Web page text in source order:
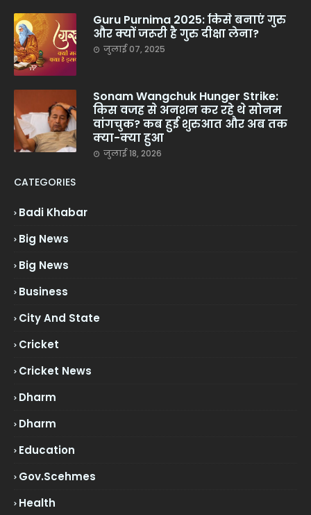
Guru Purnima 2025: किसे बनाएं गुरु
और क्यों जरूरी है गुरु दीक्षा लेना?
जुलाई 07, 2025
Sonam Wangchuk Hunger Strike:
किस वजह से अनशन कर रहे थे सोनम
वांगचुक? कब हुई शुरुआत और अब तक
क्या-क्या हुआ
जुलाई 18, 2026
CATEGORIES
Badi Khabar
Big News
Big News
Business
City And State
Cricket
Cricket News
Dharm
Dharm
Education
Gov.scehmes
Health